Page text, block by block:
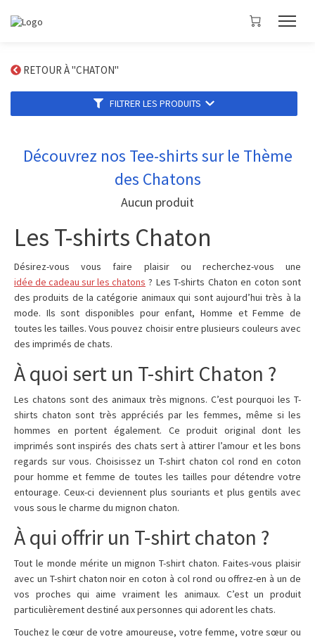
RETOUR À "CHATON"
FILTRER LES PRODUITS
Découvrez nos Tee-shirts sur le Thème
des Chatons
Aucun produit
Les T-shirts Chaton
Désirez-vous vous faire plaisir ou recherchez-vous une
idée de cadeau sur les chatons ? Les T-shirts Chaton en coton sont
des produits de la catégorie animaux qui sont aujourd’hui très à la
mode. Ils sont disponibles pour enfant, Homme et Femme de
toutes les tailles. Vous pouvez choisir entre plusieurs couleurs avec
des imprimés de chats.
À quoi sert un T-shirt Chaton ?
Les chatons sont des animaux très mignons. C’est pourquoi les T-
shirts chaton sont très appréciés par les femmes, même si les
hommes en portent également. Ce produit original dont les
imprimés sont inspirés des chats sert à attirer l’amour et les bons
regards sur vous. Choisissez un T-shirt chaton col rond en coton
pour homme et femme de toutes les tailles pour détendre votre
entourage. Ceux-ci deviennent plus souriants et plus gentils avec
vous sous le charme du mignon chaton.
À qui offrir un T-shirt chaton ?
Tout le monde mérite un mignon T-shirt chaton. Faites-vous plaisir
avec un T-shirt chaton noir en coton à col rond ou offrez-en à un de
vos proches qui aime vraiment les animaux. C’est un produit
particulièrement destiné aux personnes qui adorent les chats.
Touchez le cœur de votre amoureuse, votre femme, votre sœur ou